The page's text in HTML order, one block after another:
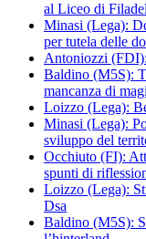
al Liceo di
Minasi (Lega):
per tutela delle
Antoniozzi
Baldino (M5S):
mancanza di
Loizzo (Lega):
Minasi (Lega):
sviluppo del
Occhiuto (FI):
spunti di
Loizzo (Lega):
Dsa
Baldino (M5S):